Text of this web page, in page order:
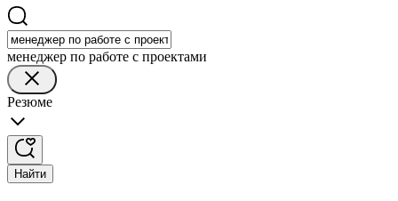
менеджер по работе с проектами
Резюме
Найти